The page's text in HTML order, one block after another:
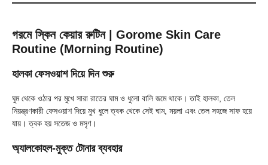
গরমে স্কিন কেয়ার রুটিন | Gorome Skin Care
Routine (Morning Routine)
হালকা ফেসওয়াশ দিয়ে দিন শুরু
ঘুম থেকে ওঠার পর মুখে সারা রাতের ঘাম ও ধুলো বালি জমে থাকে। তাই হালকা, তেল
নিয়ন্ত্রণকারী ফেসওয়াশ দিয়ে মুখ ধুলে ত্বক থেকে সেই ঘাম, ময়লা এবং তেল সহজে সাফ হয়ে
যায়। ত্বক হয় সতেজ ও মসৃণ।
অ্যালকোহল-মুক্ত টোনার ব্যবহার